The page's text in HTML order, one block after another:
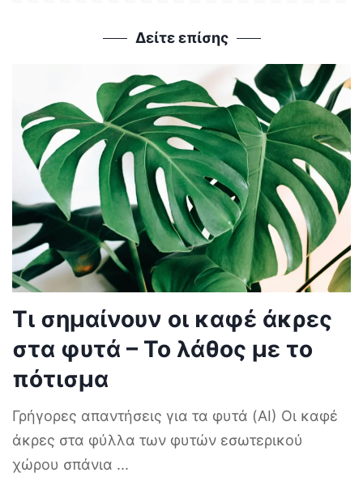
Δείτε επίσης
Τι σημαίνουν οι καφέ άκρες
στα φυτά – Το λάθος με το
πότισμα
Γρήγορες απαντήσεις για τα φυτά (AI) Οι καφέ
άκρες στα φύλλα των φυτών εσωτερικού
χώρου σπάνια ...